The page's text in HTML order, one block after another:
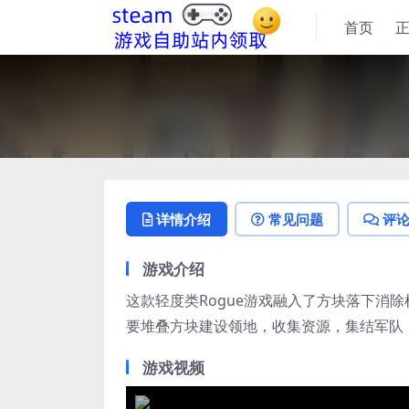
首页
详情介绍 常见问题 评
游戏介绍
这款轻度类Rogue游戏融入了方块落下消
要堆叠方块建设领地，收集资源，集结军
游戏视频